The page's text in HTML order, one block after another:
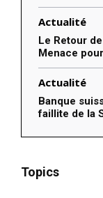
Actualité
Le Retour
Menace
Actualité
Banque
faillite de la
Topics